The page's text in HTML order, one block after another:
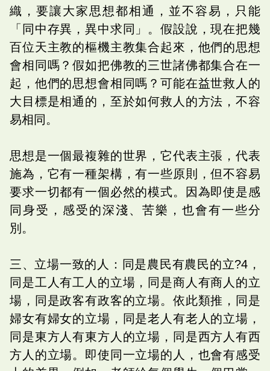
織，要讓大家思想都相通，並不容易，只能
「同中存異，異中求同」。假設說，現在把幾
百位天主教的樞機主教集合起來，他們的思想
會相同嗎？假如把佛教的三世諸佛都集合在一
起，他們的思想會相同嗎？可能在益世救人的
大目標是相通的，至於如何救人的方法，不容
易相同。
思想是一個最複雜的世界，它代表主張，代表
施為，它有一種架構，有一些原則，但不容易
要求一切都有一個必然的模式。因為即使是感
同身受，感受的深淺、苦樂，也會有一些分
別。
三、立場一致的人：同是農民有農民的立?4，
同是工人有工人的立場，同是商人有商人的立
場，同是政客有政客的立場。依此類推，同是
婦女有婦女的立場，同是老人有老人的立場，
同是東方人有東方人的立場，同是西方人有西
方人的立場。即使同一立場的人，也會有感受